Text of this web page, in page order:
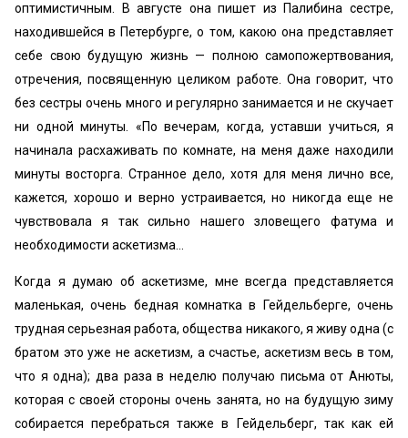
оптимистичным. В августе она пишет из Палибина сестре,
находившейся в Петербурге, о том, какою она представляет
себе свою будущую жизнь — полною самопожертвования,
отречения, посвященную целиком ра­боте. Она говорит, что
без сестры очень много и регуляр­но занимается и не скучает
ни одной минуты. «По вече­рам, когда, уставши учиться, я
начинала расхаживать по комнате, на меня даже находили
минуты восторга. Странное дело, хотя для меня лично все,
кажется, хорошо и верно устраивается, но никогда еще не
чувствовала я так сильно нашего зловещего фатума и
необходимости аскетизма...
Когда я думаю об аскетизме, мне всегда представляет­ся
маленькая, очень бедная комнатка в Гейдельберге, очень
трудная серьезная работа, общества никакого, я живу одна (с
братом это уже не аскетизм, а счастье, аскетизм весь в том,
что я одна); два раза в неделю по­лучаю письма от Анюты,
которая с своей стороны очень занята, но на будущую зиму
собирается перебраться так­же в Гейдельберг, так как ей